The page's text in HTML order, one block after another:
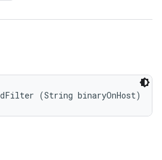
(String binaryOnHost)